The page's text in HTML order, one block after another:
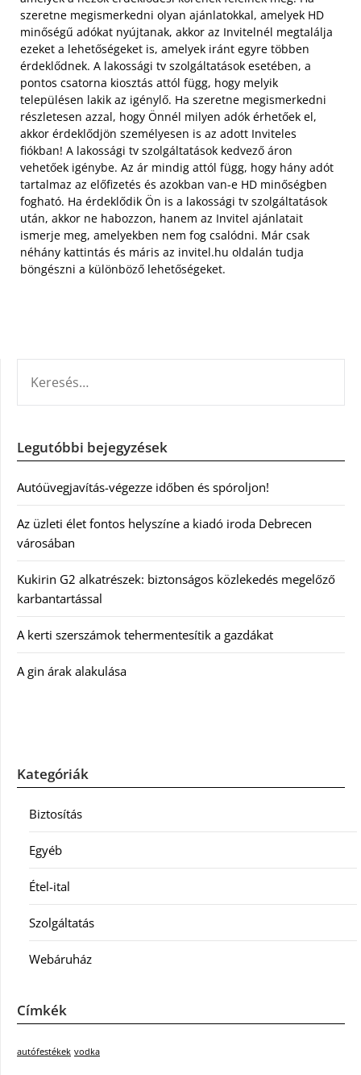
szeretne megismerkedni olyan ajánlatokkal, amelyek HD
minőségű adókat nyújtanak, akkor az Invitelnél megtalálja
ezeket a lehetőségeket is, amelyek iránt egyre többen
érdeklődnek. A lakossági tv szolgáltatások esetében, a
pontos csatorna kiosztás attól függ, hogy melyik
településen lakik az igénylő. Ha szeretne megismerkedni
részletesen azzal, hogy Önnél milyen adók érhetőek el,
akkor érdeklődjön személyesen is az adott Inviteles
fiókban! A lakossági tv szolgáltatások kedvező áron
vehetőek igénybe. Az ár mindig attól függ, hogy hány adót
tartalmaz az előfizetés és azokban van-e HD minőségben
fogható. Ha érdeklődik Ön is a lakossági tv szolgáltatások
után, akkor ne habozzon, hanem az Invitel ajánlatait
ismerje meg, amelyekben nem fog csalódni. Már csak
néhány kattintás és máris az invitel.hu oldalán tudja
böngészni a különböző lehetőségeket.
Legutóbbi bejegyzések
Autóüvegjavítás-végezze időben és spóroljon!
Az üzleti élet fontos helyszíne a kiadó iroda Debrecen
városában
Kukirin G2 alkatrészek: biztonságos közlekedés megelőző
karbantartással
A kerti szerszámok tehermentesítik a gazdákat
A gin árak alakulása
Kategóriák
Biztosítás
Egyéb
Étel-ital
Szolgáltatás
Webáruház
Címkék
autófestékek vodka